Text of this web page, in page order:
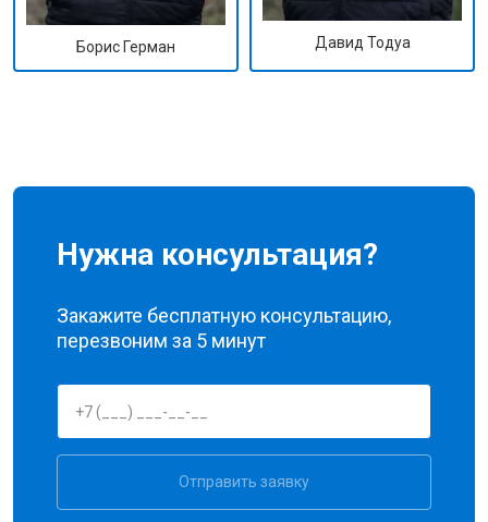
Борис Герман Давид Тодуа
Нужна консультация?
Закажите бесплатную консультацию,
перезвоним за 5 минут
Отправить заявку